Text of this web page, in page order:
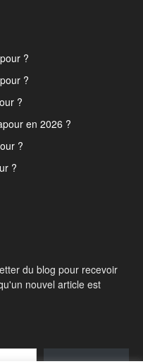
?
?
?
en 2026 ?
?
?
du blog pour recevoir
nouvel article est